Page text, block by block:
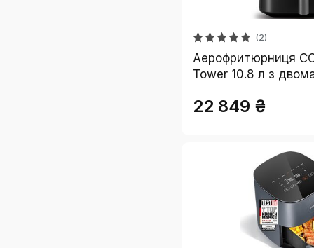
(2)
Аерофритюрниця
Tower 10.8 л з
компактна, з
22 849 ₴